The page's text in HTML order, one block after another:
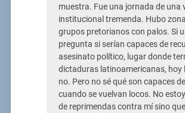
muestra. Fue una jornada de una
institucional tremenda. Hubo
grupos pretorianos con palos. Si
pregunta si serían capaces de
asesinato político, lugar donde
dictaduras latinoamericanas, hoy
no. Pero no sé qué son capaces
cuando se vuelvan locos. No
de reprimendas contra mí sino